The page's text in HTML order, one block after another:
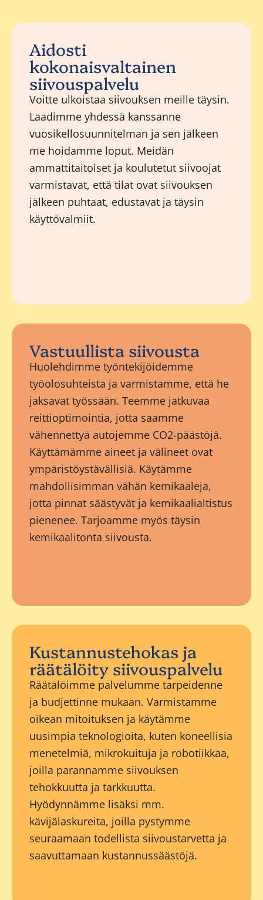
Aidosti
kokonaisvaltainen
siivouspalvelu
Voitte ulkoistaa siivouksen meille täysin.
Laadimme yhdessä kanssanne
vuosikellosuunnitelman ja sen jälkeen
me hoidamme loput. Meidän
ammattitaitoiset ja koulutetut siivoojat
varmistavat, että tilat ovat siivouksen
jälkeen puhtaat, edustavat ja täysin
käyttövalmiit.
Vastuullista siivousta
Huolehdimme työntekijöidemme
työolosuhteista ja varmistamme, että he
jaksavat työssään. Teemme jatkuvaa
reittioptimointia, jotta saamme
vähennettyä autojemme CO2-päästöjä.
Käyttämämme aineet ja välineet ovat
ympäristöystävällisiä. Käytämme
mahdollisimman vähän kemikaaleja,
jotta pinnat säästyvät ja kemikaalialtistus
pienenee. Tarjoamme myös täysin
kemikaalitonta siivousta.
Kustannustehokas ja
räätälöity siivouspalvelu
Räätälöimme palvelumme tarpeidenne
ja budjettinne mukaan. Varmistamme
oikean mitoituksen ja käytämme
uusimpia teknologioita, kuten koneellisia
menetelmiä, mikrokuituja ja robotiikkaa,
joilla parannamme siivouksen
tehokkuutta ja tarkkuutta.
Hyödynnämme lisäksi mm.
kävijälaskureita, joilla pystymme
seuraamaan todellista siivoustarvetta ja
saavuttamaan kustannussäästöjä.